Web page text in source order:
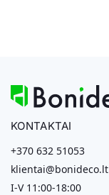
KONTAKTAI
+370 632 51053
klientai@bonideco.lt
I-V 11:00-18:00